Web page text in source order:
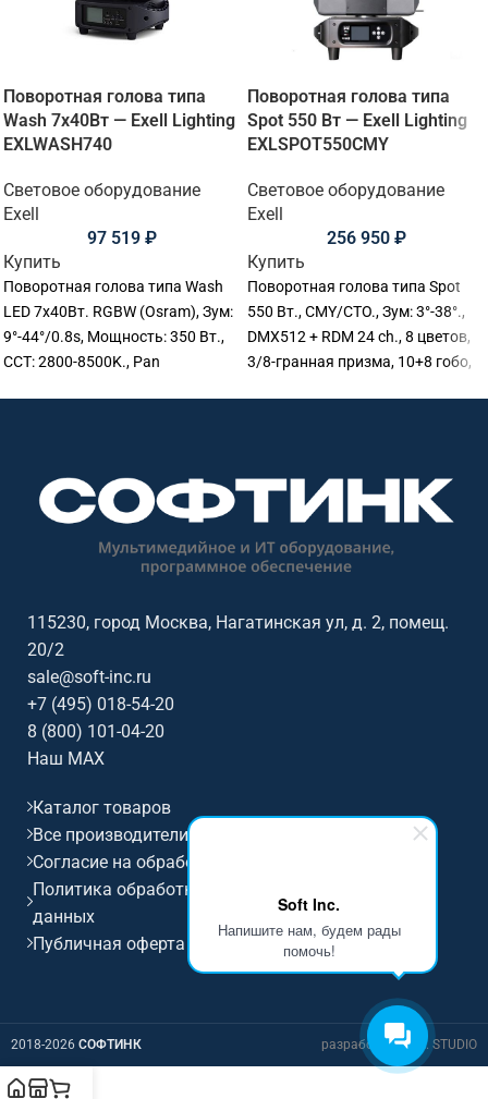
Soft Inc.
Напишите нам, будем рады
помочь!
Поворотная голова типа
Wash 7х40Вт — Exell Lighting
EXLWASH740
Световое оборудование
Exell
97 519 ₽
Купить
Поворотная голова типа Wash
LED 7х40Вт. RGBW (Osram), Зум:
9°-44°/0.8s, Мощность: 350 Вт.,
CCT: 2800-8500K., Pan
Поворотная голова типа
Spot 550 Вт — Exell Lighting
EXLSPOT550CMY
Световое оборудование
Exell
256 950 ₽
Купить
Поворотная голова типа Spot
550 Вт., CMY/CTO., Зум: 3°-38°.,
DMX512 + RDM 24 ch., 8 цветов,
3/8-гранная призма, 10+8 гобо,
115230, город Москва, Нагатинская ул, д. 2, помещ.
20/2
sale@soft-inc.ru
+7 (495) 018-54-20
8 (800) 101-04-20
Наш MAX
Каталог товаров
Все производители
Согласие на обработку персональных данных
Политика обработки и защиты персональных
данных
Публичная оферта
2018-2026 СОФТИНК разработка D.I.M. STUDIO